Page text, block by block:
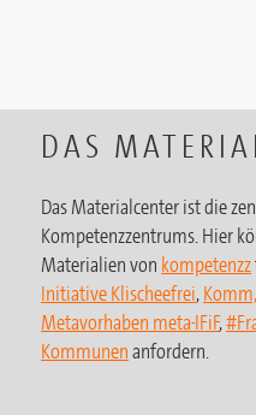
DAS
Das Materialcenter ist die
Kompetenzzentrums. Hier
Materialien von kompetenzz
Initiative Klischeefrei,
Metavorhaben meta-IFiF,
Kommunenanfordern.